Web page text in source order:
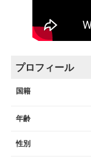
プロフィール
国籍
年齢
性別